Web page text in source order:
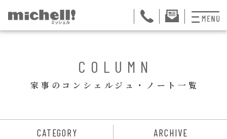
お掃除代行
COLUMN
家事のコンシェルジュ・ノート一覧
CATEGORY ARCHIVE